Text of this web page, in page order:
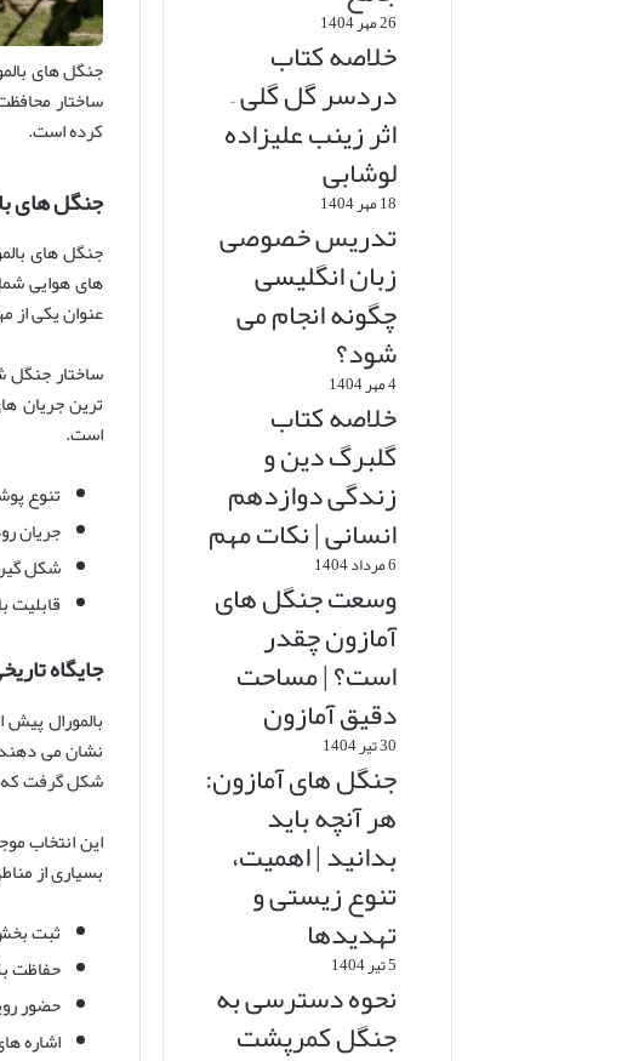
جنگل های
ساختار
کرده است.
جنگل های
جنگل های
های هوایی
عنوان یکی
ساختار جنگل
ترین جریان
است.
تنوع
جریان
شکل
جایگاه
بالمورال
نشان می
شکل گرفت که
این انتخاب
بسیاری از
ثبت
حفاظت
حضور
اشاره
26 مهر 1404
خلاصه کتاب
دردسر گل گلی –
اثر زینب علیزاده
لوشابی
18 مهر 1404
تدریس خصوصی
زبان انگلیسی
چگونه انجام می
شود؟
4 مهر 1404
خلاصه کتاب
گلبرگ دین و
زندگی دوازدهم
انسانی | نکات مهم
6 مرداد 1404
وسعت جنگل های
آمازون چقدر
است؟ | مساحت
دقیق آمازون
30 تیر 1404
جنگل های آمازون:
هر آنچه باید
بدانید | اهمیت،
تنوع زیستی و
تهدیدها
5 تیر 1404
نحوه دسترسی به
جنگل کمرپشت